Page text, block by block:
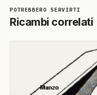
Ricambi correlati